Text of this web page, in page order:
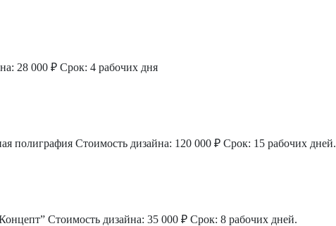
28 000 ₽ Срок: 4 рабочих дня
полиграфия Стоимость дизайна: 120 000 ₽ Срок: 15 рабочих дней.
Стоимость дизайна: 35 000 ₽ Срок: 8 рабочих дней.